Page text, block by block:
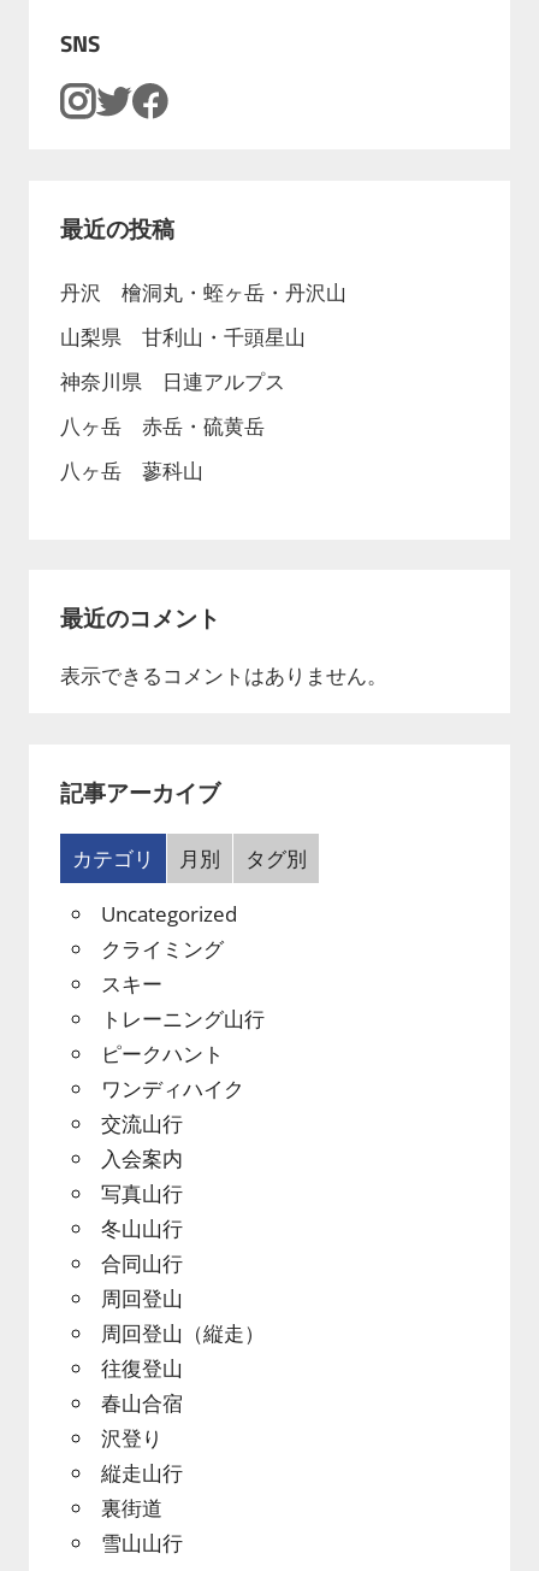
SNS
最近の投稿
丹沢 檜洞丸・蛭ヶ岳・丹沢山
山梨県 甘利山・千頭星山
神奈川県 日連アルプス
八ヶ岳 赤岳・硫黄岳
八ヶ岳 蓼科山
最近のコメント
表示できるコメントはありません。
記事アーカイブ
カテゴリ 月別
タグ別
Uncategorized
クライミング
スキー
トレーニング山行
ピークハント
ワンディハイク
交流山行
入会案内
写真山行
冬山山行
合同山行
周回登山
周回登山（縦走）
往復登山
春山合宿
沢登り
縦走山行
裏街道
雪山山行